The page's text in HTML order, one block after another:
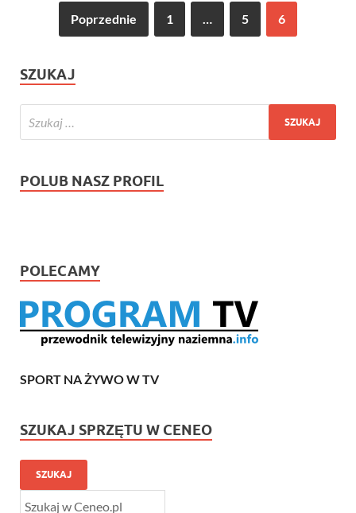
Poprzednie 1 … 5 6
SZUKAJ
POLUB NASZ PROFIL
POLECAMY
SPORT NA ŻYWO W TV
SZUKAJ SPRZĘTU W CENEO
SZUKAJ